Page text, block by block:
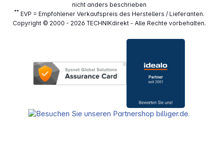
nicht anders beschrieben
**EVP = Empfohlener Verkaufspreis des Herstellers / Lieferanten.
Copyright © 2000 - 2026 TECHNIKdirekt - Alle Rechte vorbehalten.